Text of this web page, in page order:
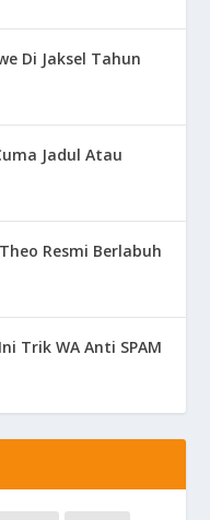
Di Jaksel Tahun
Jadul Atau
Resmi Berlabuh
Trik WA Anti SPAM